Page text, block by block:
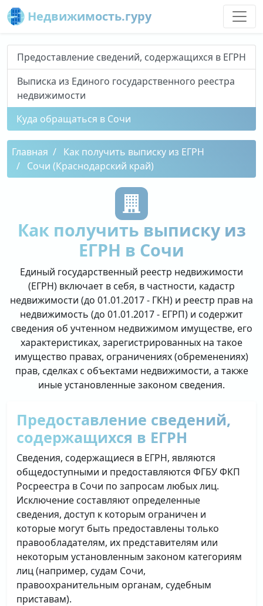
Недвижимость.гуру
Предоставление сведений, содержащихся в ЕГРН
Выписка из Единого государственного реестра
недвижимости
Куда обращаться в Сочи
Главная
Как получить выписку из ЕГРН
Сочи (Краснодарский край)
Как получить выписку из
ЕГРН в Сочи
Единый государственный реестр недвижимости
(ЕГРН) включает в себя, в частности, кадастр
недвижимости (до 01.01.2017 - ГКН) и реестр прав на
недвижимость (до 01.01.2017 - ЕГРП) и содержит
сведения об учтенном недвижимом имуществе, его
характеристиках, зарегистрированных на такое
имущество правах, ограничениях (обременениях)
прав, сделках с объектами недвижимости, а также
иные установленные законом сведения.
Предоставление сведений,
содержащихся в ЕГРН
Сведения, содержащиеся в ЕГРН, являются
общедоступными и предоставляются ФГБУ ФКП
Росреестра в Сочи по запросам любых лиц.
Исключение составляют определенные
сведения, доступ к которым ограничен и
которые могут быть предоставлены только
правообладателям, их представителям или
некоторым установленным законом категориям
лиц (например, судам Сочи,
правоохранительным органам, судебным
приставам).